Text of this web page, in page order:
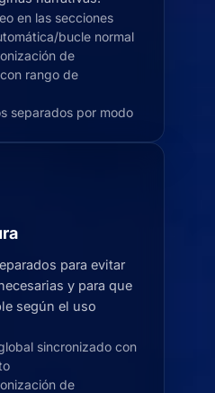
en las secciones
bucle normal
de
rango de
separados por modo
para evitar
y para que
según el uso
sincronizado con
de